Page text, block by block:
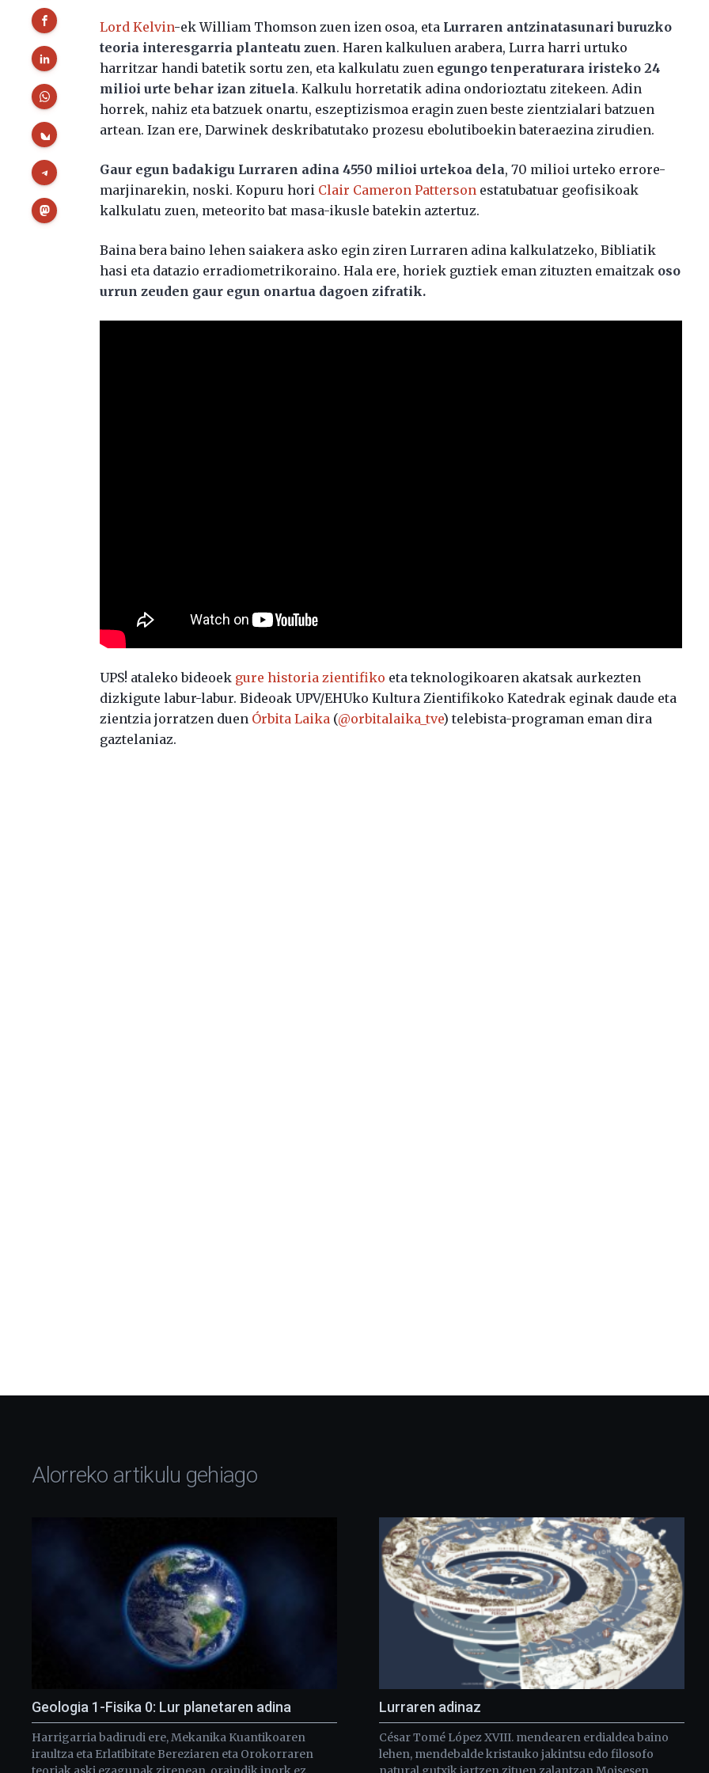
Lord Kelvin-ek William Thomson zuen izen osoa, eta Lurraren antzinatasunari buruzko
teoria interesgarria planteatu zuen. Haren kalkuluen arabera, Lurra harri urtuko
harritzar handi batetik sortu zen, eta kalkulatu zuen egungo tenperaturara iristeko 24
milioi urte behar izan zituela. Kalkulu horretatik adina ondorioztatu zitekeen. Adin
horrek, nahiz eta batzuek onartu, eszeptizismoa eragin zuen beste zientzialari batzuen
artean. Izan ere, Darwinek deskribatutako prozesu ebolutiboekin bateraezina zirudien.
Gaur egun badakigu Lurraren adina 4550 milioi urtekoa dela, 70 milioi urteko errore-
marjinarekin, noski. Kopuru hori Clair Cameron Patterson estatubatuar geofisikoak
kalkulatu zuen, meteorito bat masa-ikusle batekin aztertuz.
Baina bera baino lehen saiakera asko egin ziren Lurraren adina kalkulatzeko, Bibliatik
hasi eta datazio erradiometrikoraino. Hala ere, horiek guztiek eman zituzten emaitzak oso
urrun zeuden gaur egun onartua dagoen zifratik.
UPS! ataleko bideoek gure historia zientifiko eta teknologikoaren akatsak aurkezten
dizkigute labur-labur. Bideoak UPV/EHUko Kultura Zientifikoko Katedrak eginak daude eta
zientzia jorratzen duen Órbita Laika (@orbitalaika_tve) telebista-programan eman dira
gaztelaniaz.
Alorreko artikulu gehiago
Geologia 1-Fisika 0: Lur planetaren adina
Harrigarria badirudi ere, Mekanika Kuantikoaren
iraultza eta Erlatibitate Bereziaren eta Orokorraren
Lurraren adinaz
César Tomé López XVIII. mendearen erdialdea baino
lehen, mendebalde kristauko jakintsu edo filosofo